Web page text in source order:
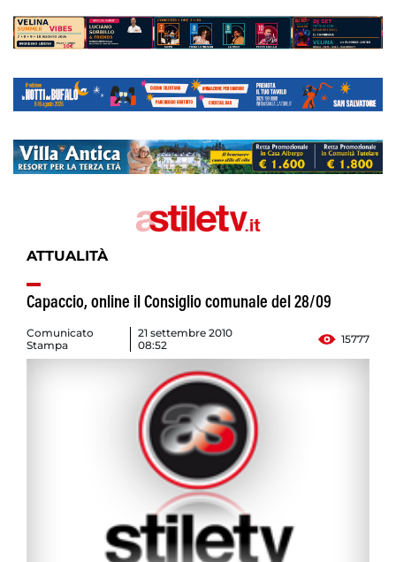
ATTUALITÀ
Capaccio, online il Consiglio comunale del 28/09
Comunicato
Stampa
21 settembre 2010
08:52
15777